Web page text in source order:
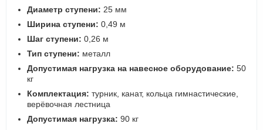
Диаметр ступени: 25 мм
Ширина ступени: 0,49 м
Шаг ступени: 0,26 м
Тип ступени: металл
Допустимая нагрузка на навесное оборудование: 50
кг
Комплектация: турник, канат, кольца гимнастические,
верёвочная лестница
Допустимая нагрузка: 90 кг